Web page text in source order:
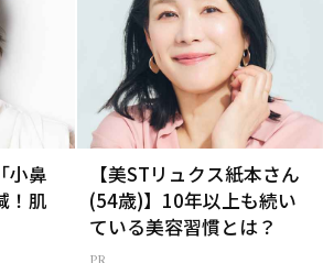
小鼻
！肌
【美STリュクス紙本さん
(54歳)】10年以上も続い
ている美容習慣とは？